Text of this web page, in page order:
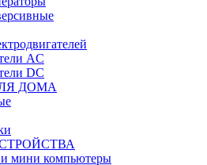
AC
DC
ДОМА
мини компьютеры